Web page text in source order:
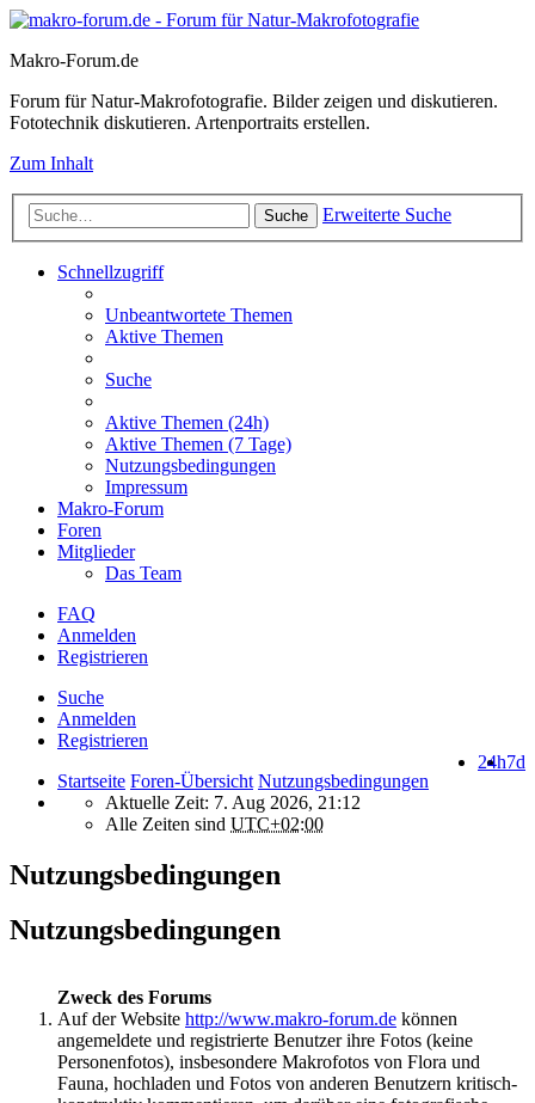
Makro-Forum.de
Forum für Natur-Makrofotografie. Bilder zeigen und diskutieren.
Fototechnik diskutieren. Artenportraits erstellen.
Zum Inhalt
Suche Erweiterte Suche
Schnellzugriff
Unbeantwortete Themen
Aktive Themen
Suche
Aktive Themen (24h)
Aktive Themen (7 Tage)
Nutzungsbedingungen
Impressum
Makro-Forum
Foren
Mitglieder
Das Team
FAQ
Anmelden
Registrieren
Suche
Anmelden
Registrieren
7d
24h
Startseite Foren-Übersicht Nutzungsbedingungen
Aktuelle Zeit: 7. Aug 2026, 21:12
Alle Zeiten sind UTC+02:00
Nutzungsbedingungen
Nutzungsbedingungen
Zweck des Forums
Auf der Website http://www.makro-forum.de können
angemeldete und registrierte Benutzer ihre Fotos (keine
Personenfotos), insbesondere Makrofotos von Flora und
Fauna, hochladen und Fotos von anderen Benutzern kritisch-